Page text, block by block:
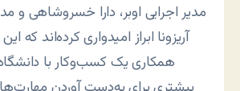
مدیر اجرایی اوبر، دارا خسروشاهی و
آریزونا ابراز امیدواری کرده‌اند که
همکاری یک کسب‌وکار با دانشگاه